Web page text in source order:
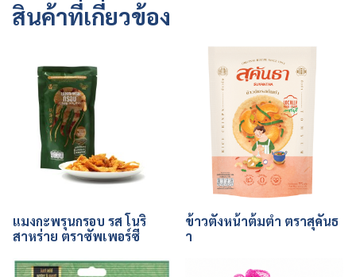
สินค้าที่เกี่ยวข้อง
แมงกะพรุนกรอบ รส โนริ
สาหร่าย ตราซัพเพอร์ซี
ข้าวตังหน้าต้มตำ ตราสุคันธ
า